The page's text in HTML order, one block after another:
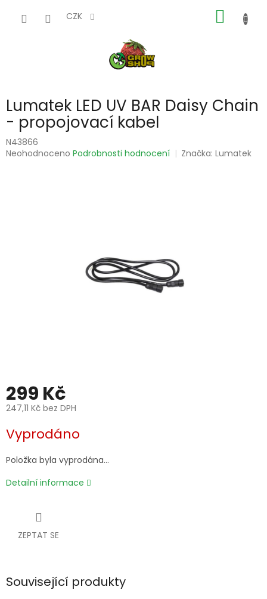
CZK
KOŠÍK
Lumatek LED UV BAR Daisy Chain
- propojovací kabel
N43866
Průměrné
Neohodnoceno Podrobnosti hodnocení Značka:Lumatek
299 Kč
247,11 Kč bez DPH
cena:
Vyprodáno
Položka byla vyprodána…
Detailní informace
ZEPTAT SE
Související produkty